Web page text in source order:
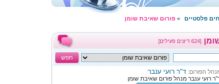
פלסטיים > פורום שאיבת שומן
[624 דיונים פעילים]
חפש
הפורום: ד"ר רועי ענבר
רועי ענבר מנהל פורום שאיבת שומן